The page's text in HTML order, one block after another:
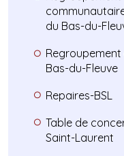
du Bas-du-
Bas-du-Fleuve
Repaires-BSL
Table de
Saint-Laurent